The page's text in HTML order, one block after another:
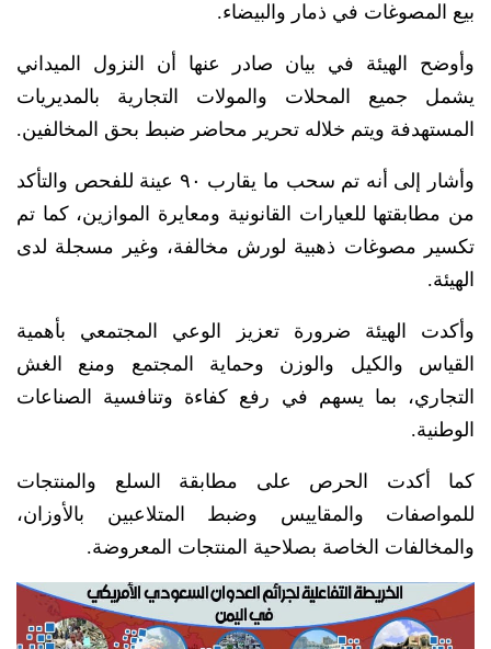
بيع المصوغات في ذمار والبيضاء.
وأوضح الهيئة في بيان صادر عنها أن النزول الميداني
يشمل جميع المحلات والمولات التجارية بالمديريات
المستهدفة ويتم خلاله تحرير محاضر ضبط بحق المخالفين.
وأشار إلى أنه تم سحب ما يقارب ٩٠ عينة للفحص والتأكد
من مطابقتها للعيارات القانونية ومعايرة الموازين، كما تم
تكسير مصوغات ذهبية لورش مخالفة، وغير مسجلة لدى
الهيئة.
وأكدت الهيئة ضرورة تعزيز الوعي المجتمعي بأهمية
القياس والكيل والوزن وحماية المجتمع ومنع الغش
التجاري، بما يسهم في رفع كفاءة وتنافسية الصناعات
الوطنية.
كما أكدت الحرص على مطابقة السلع والمنتجات
للمواصفات والمقاييس وضبط المتلاعبين بالأوزان،
والمخالفات الخاصة بصلاحية المنتجات المعروضة.